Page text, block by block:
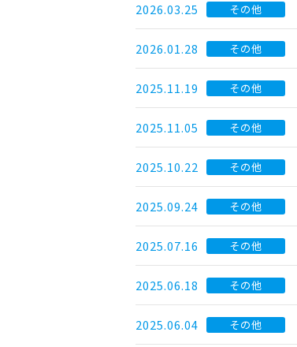
2026.03.25 その他
2026.01.28 その他
2025.11.19 その他
2025.11.05 その他
2025.10.22 その他
2025.09.24 その他
2025.07.16 その他
2025.06.18 その他
2025.06.04 その他